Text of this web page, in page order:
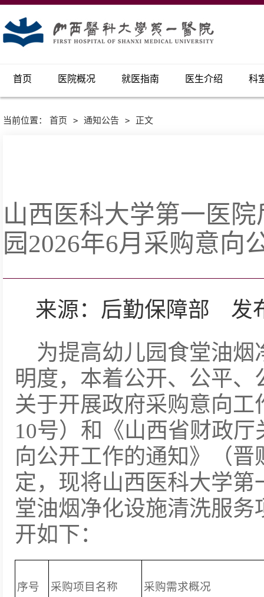
首页 医院概况 就医指南 医生介绍 科
当前位置： 首页 > 通知公告 > 正文
山西医科大学第一医
园2026年6月采购意向
来源：后勤保障部 发
为提高幼儿园食堂油
明度，本着公开、公平
关于开展政府采购意向工
10号）和《山西省财政
向公开工作的通知》（
定，现将山西医科大学
堂油烟净化设施清洗服务
开如下：
序号 采购项目名称 采购需求概况